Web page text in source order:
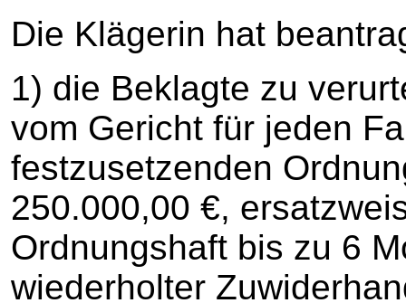
Die Klägerin hat
1) die Beklagte zu
vom Gericht für jeden
festzusetzenden
250.000,00 €,
Ordnungshaft bis zu 6
wiederholter